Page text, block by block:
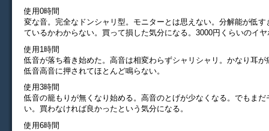
使用0時間
変な音。完全なドンシャリ型。モニターとは思えない。分解能が低す
ているかわからない。買って損した気分になる。3000円くらいのイ
使用1時間
低音が落ち着き始めた。高音は相変わらずシャリシャリ。かなり耳が
低音高音に押されてほとんど鳴らない。
使用3時間
低音の籠もりが無くなり始める。高音のとげが少なくなる。でもまだ
い。買わなければ良かったという気分になる。
使用6時間